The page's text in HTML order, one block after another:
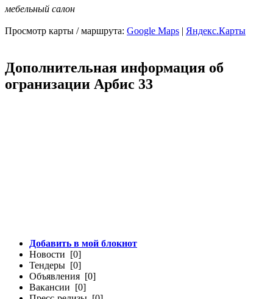
мебельный салон
Просмотр карты / маршрута: Google Maps | Яндекс.Карты
Дополнительная информация об
огранизации Арбис 33
Добавить в мой блокнот
Новости [0]
Тендеры [0]
Объявления [0]
Вакансии [0]